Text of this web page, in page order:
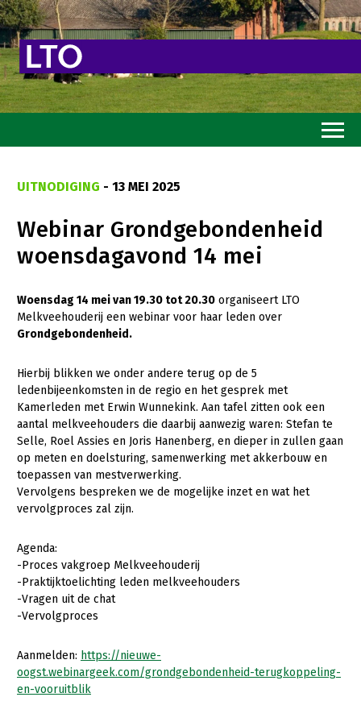
Goed eten
Mooi groen
Sterk ondernemerschap
Transitiepaden
Gezonde planten
Gezonde dieren
Natuur, klimaat en energie
Bodem en water
Platteland en omgeving
Internationaal
Sectoren
Biologische Landbouw
Geitenhouderij
Plant
Akkerbouw
Multifunctionele landbouw
UITNODIGING - 13 MEI 2025
Webinar Grondgebondenheid
woensdagavond 14 mei
Woensdag 14 mei van 19.30 tot 20.30 organiseert LTO
Melkveehouderij een webinar voor haar leden over
Grondgebondenheid.
Hierbij blikken we onder andere terug op de 5
ledenbijeenkomsten in de regio en het gesprek met
Kamerleden met Erwin Wunnekink. Aan tafel zitten ook een
aantal melkveehouders die daarbij aanwezig waren: Stefan te
Selle, Roel Assies en Joris Hanenberg, en dieper in zullen gaan
op meten en doelsturing, samenwerking met akkerbouw en
toepassen van mestverwerking.
Vervolgens bespreken we de mogelijke inzet en wat het
vervolgproces zal zijn.
Agenda:
-Proces vakgroep Melkveehouderij
-Praktijktoelichting leden melkveehouders
-Vragen uit de chat
-Vervolgproces
Aanmelden: https://nieuwe-
oogst.webinargeek.com/grondgebondenheid-terugkoppeling-
en-vooruitblik